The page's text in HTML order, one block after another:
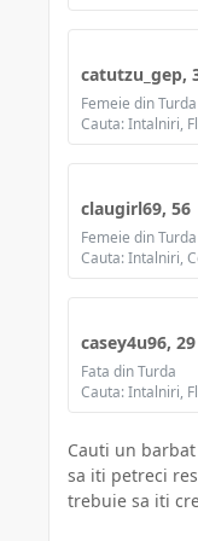
catutzu_gep,
Femeie din Turda
claugirl69, 56
Femeie din Turda
casey4u96, 29
Fata din Turda
Cauti un
sa iti petreci
trebuie sa iti